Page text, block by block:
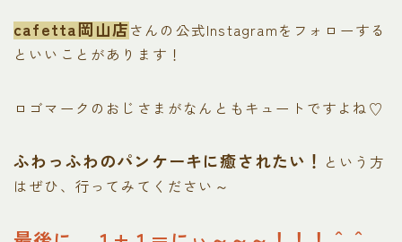
cafetta岡山店さんの公式Instagramをフォローする
といいことがあります！
ロゴマークのおじさまがなんともキュートですよね♡
ふわっふわのパンケーキに癒されたい！ という方
はぜひ、行ってみてください～